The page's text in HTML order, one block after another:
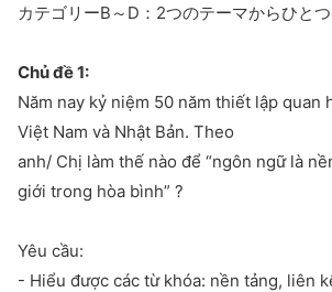
カテゴリーB～D：2つのテーマからひと
Chủ đề 1:
Năm nay kỷ niệm 50 năm thiết lập quan
Việt Nam và Nhật Bản. Theo
anh/ Chị làm thế nào để “ngôn ngữ là
giới trong hòa bình” ?
Yêu cầu:
- Hiểu được các từ khóa: nền tảng, liên